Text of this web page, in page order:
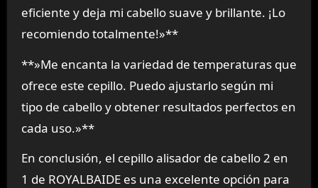
eficiente y deja mi cabello suave y brillante. ¡Lo
recomiendo totalmente!»**
**»Me encanta la variedad de temperaturas que
ofrece este cepillo. Puedo ajustarlo según mi
tipo de cabello y obtener resultados perfectos en
cada uso.»**
En conclusión, el cepillo alisador de cabello 2 en
1 de ROYALBAIDE es una excelente opción para